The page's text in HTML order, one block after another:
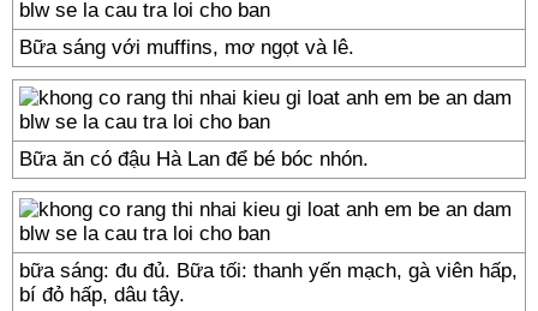
Bữa sáng với muffins, mơ ngọt và lê.
Bữa ăn có đậu Hà Lan để bé bóc nhón.
bữa sáng: đu đủ. Bữa tối: thanh yến mạch, gà viên hấp,
bí đỏ hấp, dâu tây.